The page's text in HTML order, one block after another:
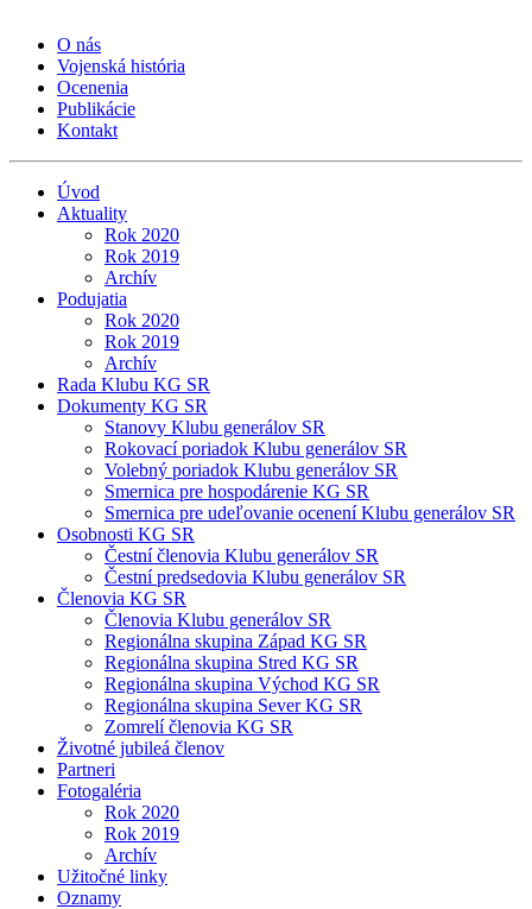
O nás
Vojenská história
Ocenenia
Publikácie
Kontakt
Úvod
Aktuality
Rok 2020
Rok 2019
Archív
Podujatia
Rok 2020
Rok 2019
Archív
Rada Klubu KG SR
Dokumenty KG SR
Stanovy Klubu generálov SR
Rokovací poriadok Klubu generálov SR
Volebný poriadok Klubu generálov SR
Smernica pre hospodárenie KG SR
Smernica pre udeľovanie ocenení Klubu generálov SR
Osobnosti KG SR
Čestní členovia Klubu generálov SR
Čestní predsedovia Klubu generálov SR
Členovia KG SR
Členovia Klubu generálov SR
Regionálna skupina Západ KG SR
Regionálna skupina Stred KG SR
Regionálna skupina Východ KG SR
Regionálna skupina Sever KG SR
Zomrelí členovia KG SR
Životné jubileá členov
Partneri
Fotogaléria
Rok 2020
Rok 2019
Archív
Užitočné linky
Oznamy